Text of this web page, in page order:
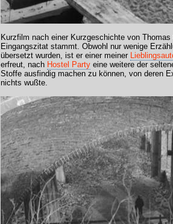
Kurzfilm nach einer Kurzgeschichte von
Eingangszitat stammt. Obwohl nur wenige
übersetzt wurden, ist er einer meiner
erfreut, nach Hostel Party eine weitere der
Stoffe ausfindig machen zu können, von deren
nichts wußte.